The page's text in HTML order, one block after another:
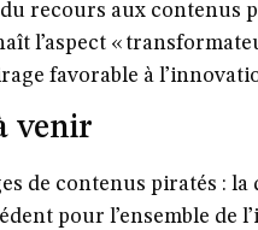
recours aux contenus
l’aspect «
favorable à
venir
de contenus piratés : la
pour l’ensemble de